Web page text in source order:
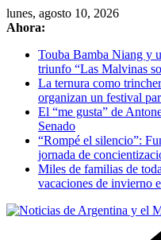
Skip
to
lunes, agosto 10, 2026
Ahora:
Touba Bamba Niang y
triunfo “Las Malvinas
La ternura como
organizan un festival
El “me gusta” de
Senado
“Rompé el silencio”:
jornada de
Miles de familias de
vacaciones de invierno